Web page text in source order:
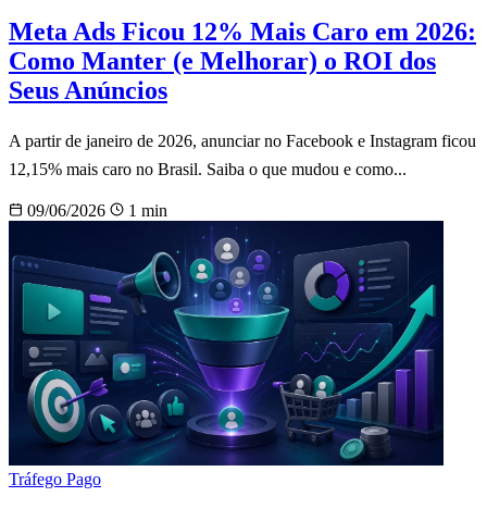
Meta Ads Ficou 12% Mais Caro em 2026:
Como Manter (e Melhorar) o ROI dos
Seus Anúncios
A partir de janeiro de 2026, anunciar no Facebook e Instagram ficou
12,15% mais caro no Brasil. Saiba o que mudou e como...
09/06/2026 1 min
Tráfego Pago